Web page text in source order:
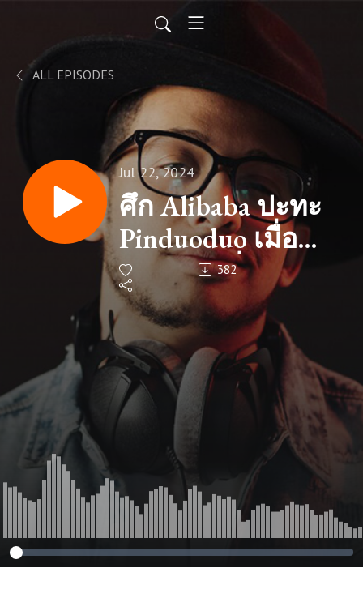
ALL EPISODES
Jul 22, 2024
ศึก Alibaba ปะทะ
Pinduoduo เมื่อ
ยักษ์ใหญ่สั่นคลอน
และดาวรุ่งกำลัง
เปล่งประกาย |
Geek Monday
EP236
382